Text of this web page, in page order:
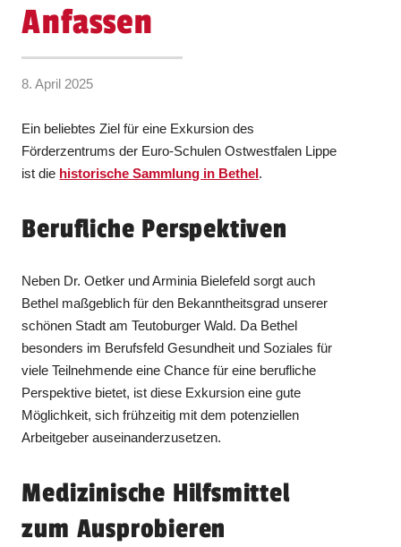
Anfassen
8. April 2025
Ein beliebtes Ziel für eine Exkursion des
Förderzentrums der Euro-Schulen Ostwestfalen Lippe
ist die historische Sammlung in Bethel.
Berufliche Perspektiven
Neben Dr. Oetker und Arminia Bielefeld sorgt auch
Bethel maßgeblich für den Bekanntheitsgrad unserer
schönen Stadt am Teutoburger Wald. Da Bethel
besonders im Berufsfeld Gesundheit und Soziales für
viele Teilnehmende eine Chance für eine berufliche
Perspektive bietet, ist diese Exkursion eine gute
Möglichkeit, sich frühzeitig mit dem potenziellen
Arbeitgeber auseinanderzusetzen.
Medizinische Hilfsmittel
zum Ausprobieren